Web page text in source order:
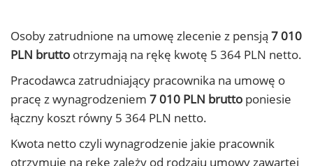
Osoby zatrudnione na umowę zlecenie z pensją 7 010
PLN brutto otrzymają na rękę kwotę 5 364 PLN netto.
Pracodawca zatrudniający pracownika na umowę o
pracę z wynagrodzeniem 7 010 PLN brutto poniesie
łączny koszt równy 5 364 PLN netto.
Kwota netto czyli wynagrodzenie jakie pracownik
otrzymuje na rękę zależy od rodzaju umowy zawartej